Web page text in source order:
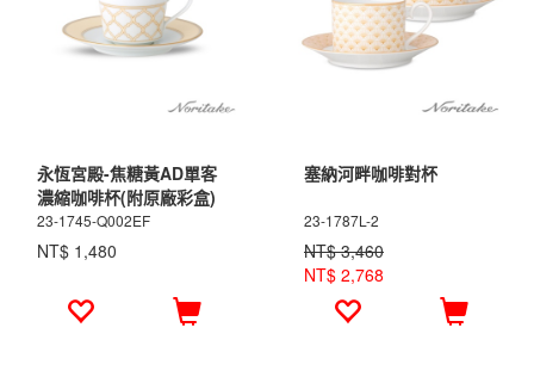
永恆宮殿-焦糖黃AD單客
濃縮咖啡杯(附原廠彩盒)
23-1745-Q002EF
NT$ 1,480
塞納河畔咖啡對杯
23-1787L-2
NT$ 3,460
NT$ 2,768